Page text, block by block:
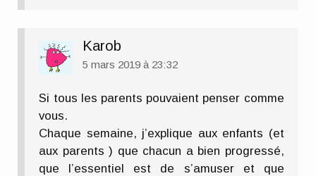
Karob
5 mars 2019 à 23:32
Si tous les parents pouvaient penser comme
vous.
Chaque semaine, j’explique aux enfants (et
aux parents ) que chacun a bien progressé,
que l’essentiel est de s’amuser et que